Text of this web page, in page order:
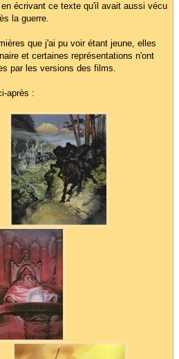
écrivant ce texte qu'il avait aussi vécu
la guerre.
que j'ai pu voir étant jeune, elles
et certaines représentations n'ont
par les versions des films.
après :